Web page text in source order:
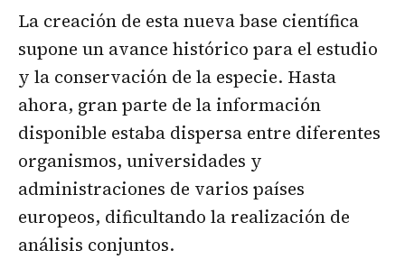
La creación de esta nueva base científica
supone un avance histórico para el estudio
y la conservación de la especie. Hasta
ahora, gran parte de la información
disponible estaba dispersa entre diferentes
organismos, universidades y
administraciones de varios países
europeos, dificultando la realización de
análisis conjuntos.